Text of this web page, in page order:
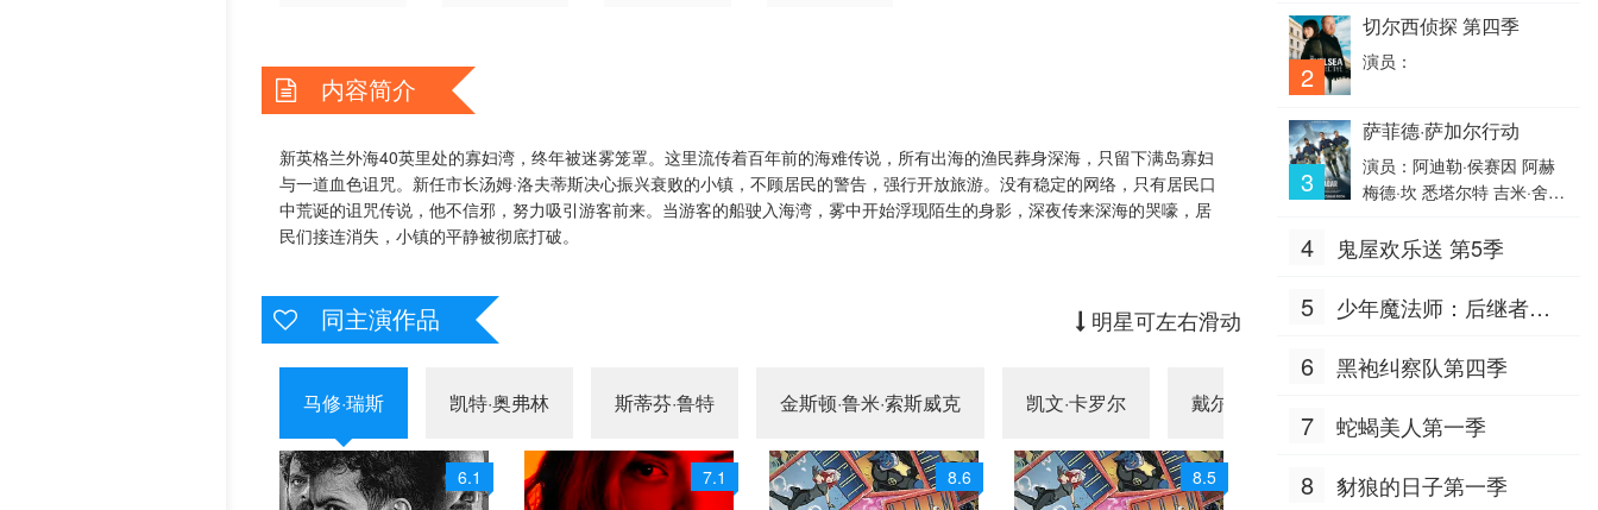
内容简介
新英格兰外海40英里处的寡妇湾，终年被迷雾笼罩。这里流传着百年前的海难传说，所有出海的渔民葬身深海，只留下满岛寡妇
与一道血色诅咒。新任市长汤姆·洛夫蒂斯决心振兴衰败的小镇，不顾居民的警告，强行开放旅游。没有稳定的网络，只有居民口
中荒诞的诅咒传说，他不信邪，努力吸引游客前来。当游客的船驶入海湾，雾中开始浮现陌生的身影，深夜传来深海的哭嚎，居
民们接连消失，小镇的平静被彻底打破。
同主演作品 明星可左右滑动
马修·瑞斯 凯特·奥弗林 斯蒂芬·鲁特 金斯顿·鲁米·索斯威克 凯文·卡罗尔 戴尔·迪奇
6.1 7.1 8.6 8.5
2
切尔西侦探 第四季
演员：
3
萨菲德·萨加尔行动
演员：阿迪勒·侯赛因 阿赫
梅德·坎 悉塔尔特 吉米·舍尔
hta 马努·里希·查达 马克·班
克莱因 丹尼斯·侯赛因 普拉
加克塔·科利 Edward·Sonne
马 米希尔·阿胡贾 Masoom·
a 阿姆丽塔·巴格琪 Arnav·B
·Vasudeva
4 鬼屋欢乐送 第5季
5
少年魔法师：后继者第
6 黑袍纠察队第四季
7 蛇蝎美人第一季
8 豺狼的日子第一季